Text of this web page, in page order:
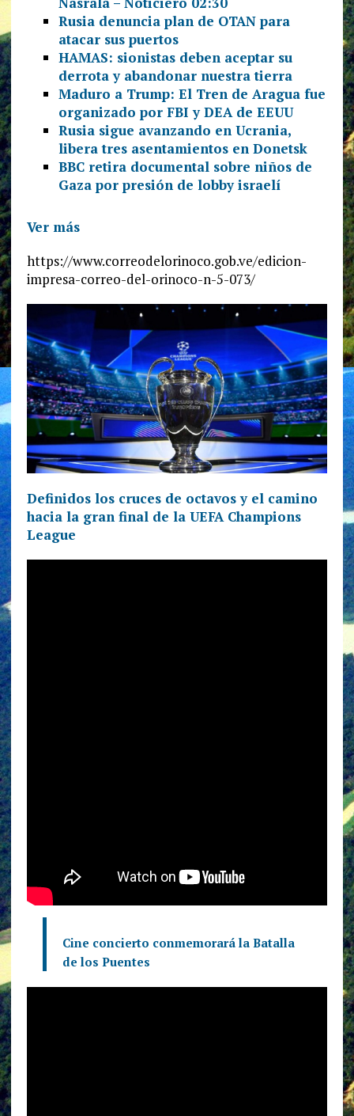
Rusia denuncia plan de OTAN para
atacar sus puertos
HAMAS: sionistas deben aceptar su
derrota y abandonar nuestra tierra
Maduro a Trump: El Tren de Aragua fue
organizado por FBI y DEA de EEUU
Rusia sigue avanzando en Ucrania,
libera tres asentamientos en Donetsk
BBC retira documental sobre niños de
Gaza por presión de lobby israelí
Ver más
https://www.correodelorinoco.gob.ve/edicion-
impresa-correo-del-orinoco-n-5-073/
Definidos los cruces de octavos y el camino
hacia la gran final de la UEFA Champions
League
Cine concierto conmemorará la Batalla
de los Puentes